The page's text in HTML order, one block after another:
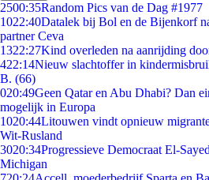
2500:35Random Pics van de Dag #1977
1022:40Datalek bij Bol en de Bijenkorf
partner Ceva
1322:27Kind overleden na aanrijding
422:14Nieuw slachtoffer in
B. (66)
020:49Geen Qatar en Abu Dhabi? Dan
mogelijk in Europa
1020:44Litouwen vindt opnieuw
Wit-Rusland
3020:34Progressieve Democraat El-
Michigan